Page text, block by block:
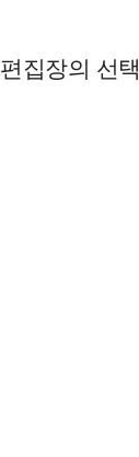
편집장의 선택